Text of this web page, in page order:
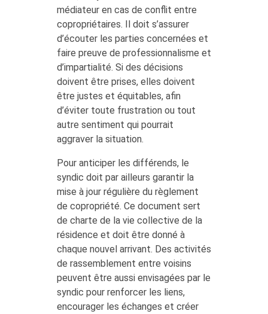
médiateur en cas de conflit entre
copropriétaires. Il doit s’assurer
d’écouter les parties concernées et
faire preuve de professionnalisme et
d’impartialité. Si des décisions
doivent être prises, elles doivent
être justes et équitables, afin
d’éviter toute frustration ou tout
autre sentiment qui pourrait
aggraver la situation.
Pour anticiper les différends, le
syndic doit par ailleurs garantir la
mise à jour régulière du règlement
de copropriété. Ce document sert
de charte de la vie collective de la
résidence et doit être donné à
chaque nouvel arrivant. Des activités
de rassemblement entre voisins
peuvent être aussi envisagées par le
syndic pour renforcer les liens,
encourager les échanges et créer